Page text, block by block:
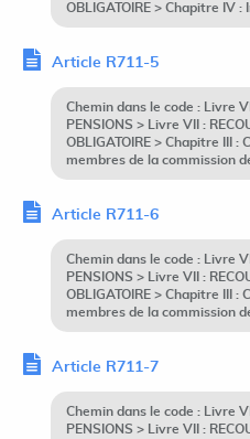
OBLIGATOIRE > Chapitre IV
Article R711-5
Chemin dans le code : Livre
PENSIONS > Livre VII :
OBLIGATOIRE > Chapitre III
membres de la commission
Article R711-6
Chemin dans le code : Livre
PENSIONS > Livre VII :
OBLIGATOIRE > Chapitre III
membres de la commission
Article R711-7
Chemin dans le code : Livre
PENSIONS > Livre VII :